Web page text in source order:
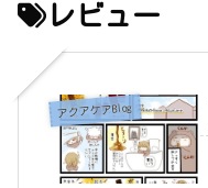
レビュー
アクアケアBlog